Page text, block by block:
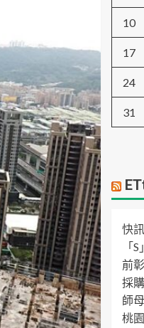
10
17
24
31
快
「
前
採
師
桃